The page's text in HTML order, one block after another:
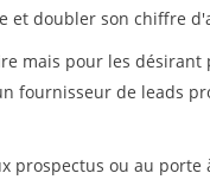
et doubler son chiffre
mais pour les désirant
fournisseur de leads
prospectus ou au porte